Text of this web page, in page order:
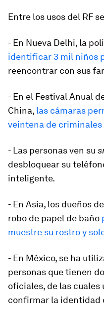
Entre los usos del RF
- En Nueva Delhi, la
identificar 3 mil niños
reencontrar con sus
- En el Festival Anual
China, las cámaras
veintena de criminales
- Las personas ven su
desbloquear su
inteligente.
- En Asia, los dueños
robo de papel de baño
muestre su rostro y
- En México, se ha
personas que tienen
oficiales, de las cuales
confirmar la identidad